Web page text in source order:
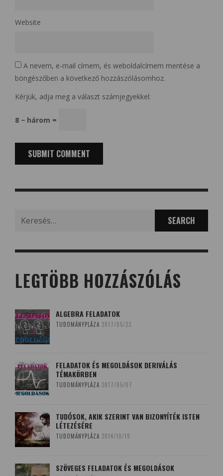
Website
A nevem, e-mail címem, és weboldalcímem mentése a
böngészőben a következő hozzászólásomhoz.
Kérjük, adja meg a választ számjegyekkel:
8 − három =
LEGTÖBB HOZZÁSZÓLÁS
ALGEBRA FELADATOK
TUDOMÁNYPLÁZA 2017/05/23
FELADATOK ÉS MEGOLDÁSOK DERIVÁLÁS
TÉMAKÖRBEN
TUDOMÁNYPLÁZA 2017/05/07
TUDÓSOK, AKIK SZERINT VAN BIZONYÍTÉK ISTEN
LÉTEZÉSÉRE
TUDOMÁNYPLÁZA 2014/10/19
SZÖVEGES FELADATOK ÉS MEGOLDÁSOK